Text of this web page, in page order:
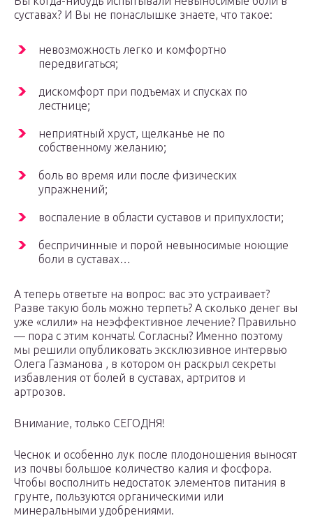
суставах? И Вы не понаслышке знаете, что такое:
невозможность легко и комфортно
передвигаться;
дискомфорт при подъемах и спусках по
лестнице;
неприятный хруст, щелканье не по
собственному желанию;
боль во время или после физических
упражнений;
воспаление в области суставов и припухлости;
беспричинные и порой невыносимые ноющие
боли в суставах…
А теперь ответьте на вопрос: вас это устраивает?
Разве такую боль можно терпеть? А сколько денег вы
уже «слили» на неэффективное лечение? Правильно
— пора с этим кончать! Согласны? Именно поэтому
мы решили опубликовать эксклюзивное интервью
Олега Газманова , в котором он раскрыл секреты
избавления от болей в суставах, артритов и
артрозов.
Внимание, только СЕГОДНЯ!
Чеснок и особенно лук после плодоношения выносят
из почвы большое количество калия и фосфора.
Чтобы восполнить недостаток элементов питания в
грунте, пользуются органическими или
минеральными удобрениями.